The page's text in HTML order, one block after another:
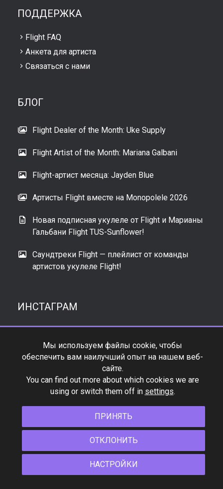
ПОДДЕРЖКА
Flight FAQ
Анкета для артиста
Связаться с нами
БЛОГ
Flight Dealer of the Month: Uke Supply
Flight Artist of the Month: Mariana Galbani
Flight-артист месяца: Jayden Blue
Артисты Flight вместе на Monopolele 2026
Новая подписная укулеле от Flight и Марианы
Гальбани Flight TUS-Sunflower!
Саундтреки Flight — плейлист от команды
артистов укулеле Flight!
ИНСТАГРАМ
Мы используем файлы cookie, чтобы
обеспечить вам наилучший опыт на нашем веб-
сайте.
You can find out more about which cookies we are
using or switch them off in settings.
ПРИНЯТЬ
ОТКЛОНИТЬ
НАСТРОЙКИ